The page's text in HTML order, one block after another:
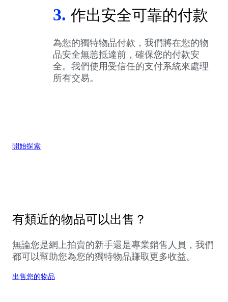
3. 作出安全可靠的付款
為您的獨特物品付款，我們將在您的物
品安全無恙抵達前，確保您的付款安
全。我們使用受信任的支付系統來處理
所有交易。
開始探索
有類近的物品可以出售？
無論您是網上拍賣的新手還是專業銷售人員，我們
都可以幫助您為您的獨特物品賺取更多收益。
出售您的物品